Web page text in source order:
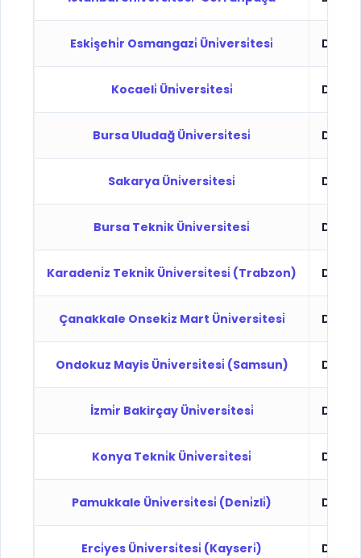
Eski̇şehi̇r Osmangazi̇ Üni̇versi̇tesi̇ Devlet
Kocaeli̇ Üni̇versi̇tesi̇ Devlet
Bursa Uludağ Üni̇versi̇tesi̇ Devlet
Sakarya Üni̇versi̇tesi̇ Devlet
Bursa Tekni̇k Üni̇versi̇tesi̇ Devlet
Karadeni̇z Tekni̇k Üni̇versi̇tesi̇ (Trabzon) Devlet
Çanakkale Onseki̇z Mart Üni̇versi̇tesi̇ Devlet
Ondokuz Mayis Üni̇versi̇tesi̇ (Samsun) Devlet
İzmi̇r Bakirçay Üni̇versi̇tesi̇ Devlet
Konya Tekni̇k Üni̇versi̇tesi̇ Devlet
Pamukkale Üni̇versi̇tesi̇ (Deni̇zli̇) Devlet
Erci̇yes Üni̇versi̇tesi̇ (Kayseri̇) Devlet